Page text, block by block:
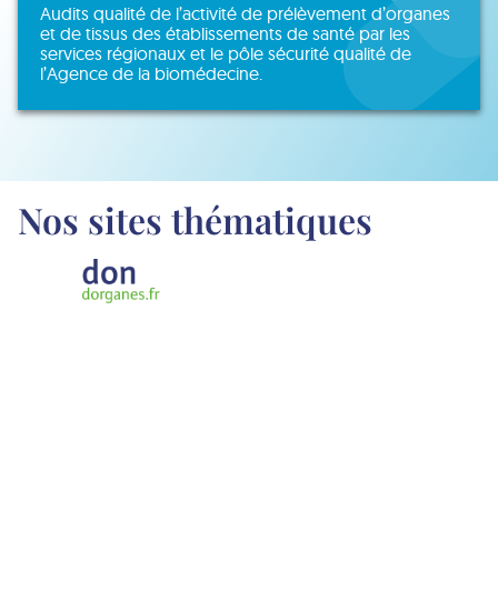
Audits qualité de l’activité de prélèvement d’organes
et de tissus des établissements de santé par les
services régionaux et le pôle sécurité qualité de
l’Agence de la biomédecine.
Nos sites thématiques